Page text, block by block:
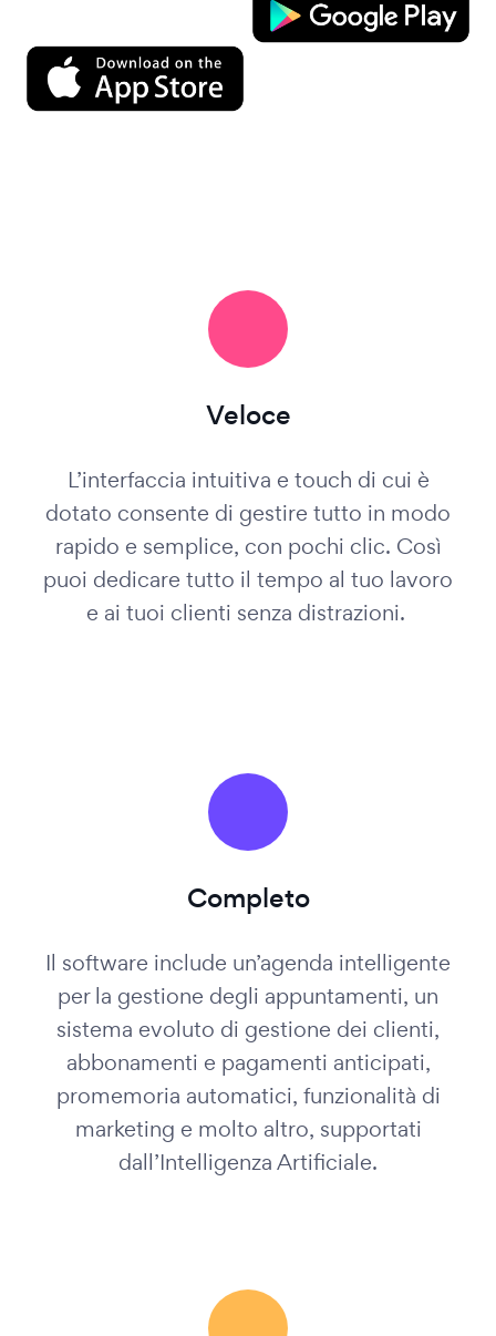
Veloce
L’interfaccia intuitiva e touch di cui è
dotato consente di gestire tutto in modo
rapido e semplice, con pochi clic. Così
puoi dedicare tutto il tempo al tuo lavoro
e ai tuoi clienti senza distrazioni.
Completo
Il software include un’agenda intelligente
per la gestione degli appuntamenti, un
sistema evoluto di gestione dei clienti,
abbonamenti e pagamenti anticipati,
promemoria automatici, funzionalità di
marketing e molto altro, supportati
dall’Intelligenza Artificiale.